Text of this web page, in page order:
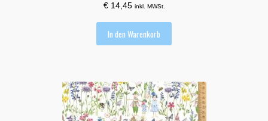
€14,45 inkl. MWSt.
In den Warenkorb